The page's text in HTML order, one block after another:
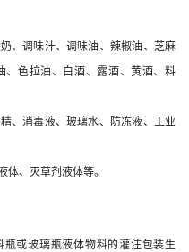
、调味汁、调味油、辣椒油、芝麻
、色拉油、白酒、露酒、黄酒、料
、消毒液、玻璃水、防冻液、工业
体、灭草剂液体等。
或玻璃瓶液体物料的灌注包装生